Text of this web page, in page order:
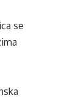
se